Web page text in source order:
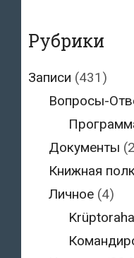
Рубрики
Записи (431)
Вопросы-
Документы
Книжная
Личное(4)